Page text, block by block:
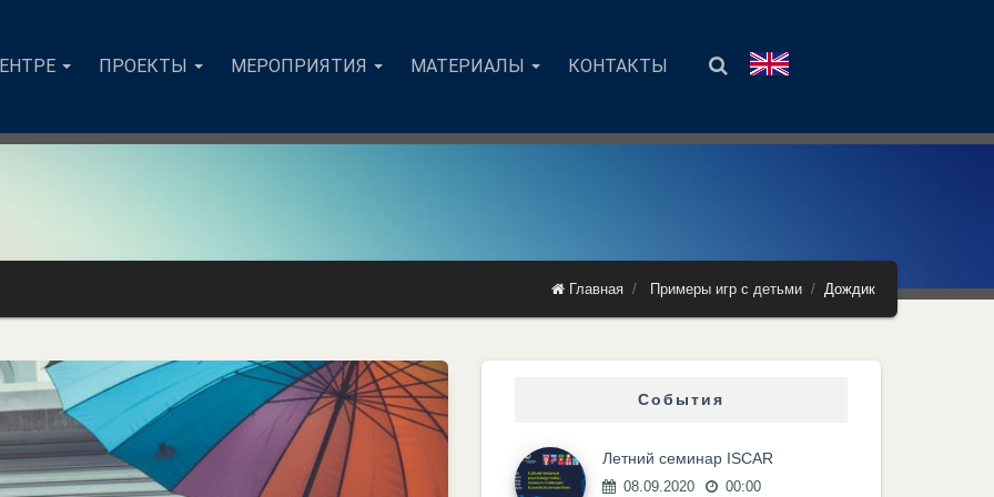
ПРОЕКТЫ МЕРОПРИЯТИЯ МАТЕРИАЛЫ КОНТАКТЫ
Главная Примеры игр с детьми Дождик
События
Летний семинар ISCAR
08.09.2020 00:00